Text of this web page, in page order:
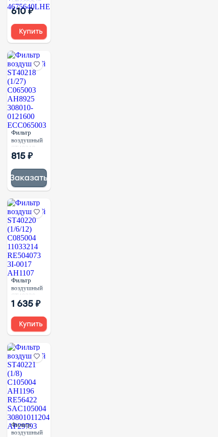
ST40135
(1/20)
8X4575
AH19001
71356376
1356376
RE53999A
WDA3643
4675640LHE
610 ₽
Купить
Фильтр
воздушный
ST40218
(1/27)
AH8925
308010-
0121600
815 ₽
Заказать
Фильтр
воздушный
ST40220
(1/6/12)
11033214
RE504073
3I-0017
AH1107
1 635 ₽
Купить
Фильтр
воздушный